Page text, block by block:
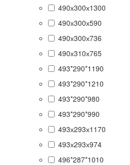
490х300х1300
490х300х590
490х300х736
490х310х765
493*290*1190
493*290*1210
493*290*980
493*290*990
493х293х1170
493х293х974
496*287*1010